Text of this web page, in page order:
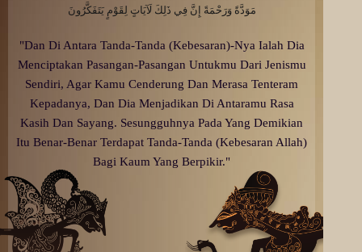
مَوَدَّةً وَرَحْمَةً إِنَّ فِي ذَلِكَ لَآيَاتٍ لِقَوْمٍ يَتَفَكَّرُونَ
"Dan Di Antara Tanda-Tanda (Kebesaran)-Nya Ialah Dia
Menciptakan Pasangan-Pasangan Untukmu Dari Jenismu
Sendiri, Agar Kamu Cenderung Dan Merasa Tenteram
Kepadanya, Dan Dia Menjadikan Di Antaramu Rasa
Kasih Dan Sayang. Sesungguhnya Pada Yang Demikian
Itu Benar-Benar Terdapat Tanda-Tanda (Kebesaran Allah)
Bagi Kaum Yang Berpikir."